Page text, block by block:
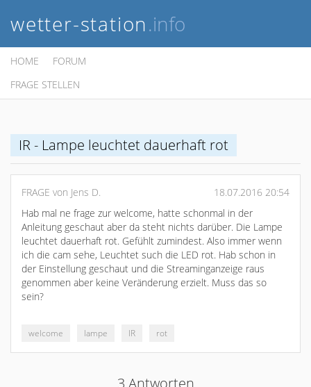
wetter-station.info
HOME
FORUM
FRAGE STELLEN
IR - Lampe leuchtet dauerhaft rot
FRAGE von Jens D.
18.07.2016 20:54
Hab mal ne frage zur welcome, hatte schonmal in der
Anleitung geschaut aber da steht nichts darüber. Die Lampe
leuchtet dauerhaft rot. Gefühlt zumindest. Also immer wenn
ich die cam sehe, Leuchtet such die LED rot. Hab schon in
der Einstellung geschaut und die Streaminganzeige raus
genommen aber keine Veränderung erzielt. Muss das so
sein?
welcome lampe IR rot
3 Antworten